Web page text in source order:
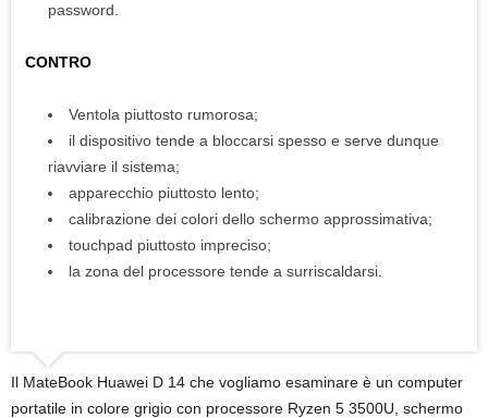
password.
CONTRO
Ventola piuttosto rumorosa;
il dispositivo tende a bloccarsi spesso e serve dunque
riavviare il sistema;
apparecchio piuttosto lento;
calibrazione dei colori dello schermo approssimativa;
touchpad piuttosto impreciso;
la zona del processore tende a surriscaldarsi.
Il MateBook Huawei D 14 che vogliamo esaminare è un computer
portatile in colore grigio con processore Ryzen 5 3500U, schermo